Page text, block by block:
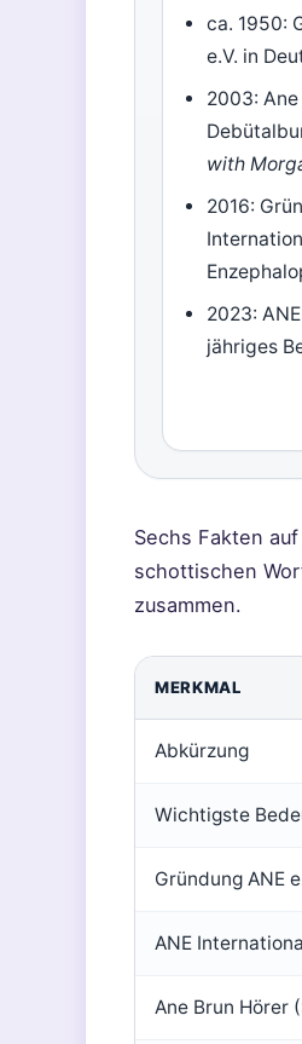
ca. 1950:
e.V. in
2003:
with
2016:
2023:
jähriges
Sechs Fakten
schottischen
zusammen.
MERKMAL
Abkürzung
Wichtigste
Gründung ANE
ANE
Ane Brun Hörer